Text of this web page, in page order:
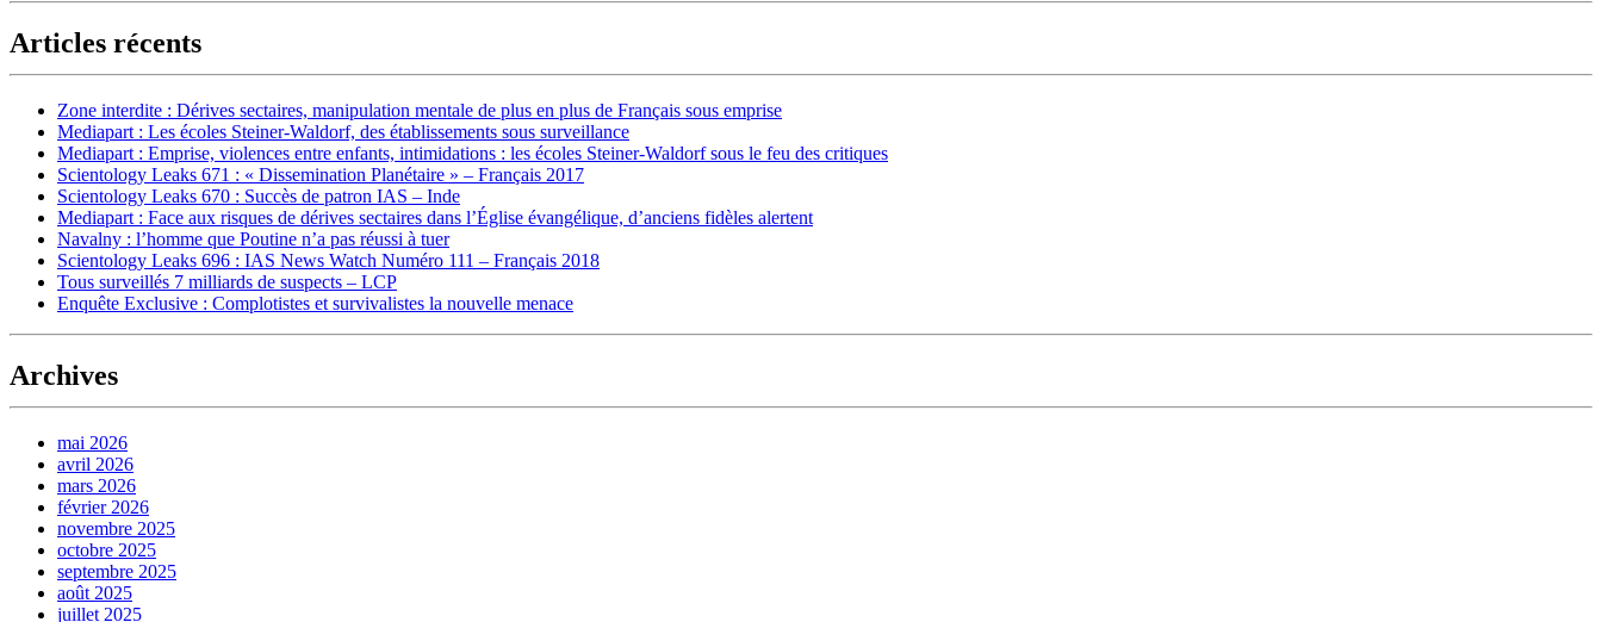
Articles récents
Zone interdite : Dérives sectaires, manipulation mentale de plus en plus de Français sous emprise
Mediapart : Les écoles Steiner-Waldorf, des établissements sous surveillance
Mediapart : Emprise, violences entre enfants, intimidations : les écoles Steiner-Waldorf sous le feu des critiques
Scientology Leaks 671 : « Dissemination Planétaire » – Français 2017
Scientology Leaks 670 : Succès de patron IAS – Inde
Mediapart : Face aux risques de dérives sectaires dans l’Église évangélique, d’anciens fidèles alertent
Navalny : l’homme que Poutine n’a pas réussi à tuer
Scientology Leaks 696 : IAS News Watch Numéro 111 – Français 2018
Tous surveillés 7 milliards de suspects – LCP
Enquête Exclusive : Complotistes et survivalistes la nouvelle menace
Archives
mai 2026
avril 2026
mars 2026
février 2026
novembre 2025
octobre 2025
septembre 2025
août 2025
juillet 2025